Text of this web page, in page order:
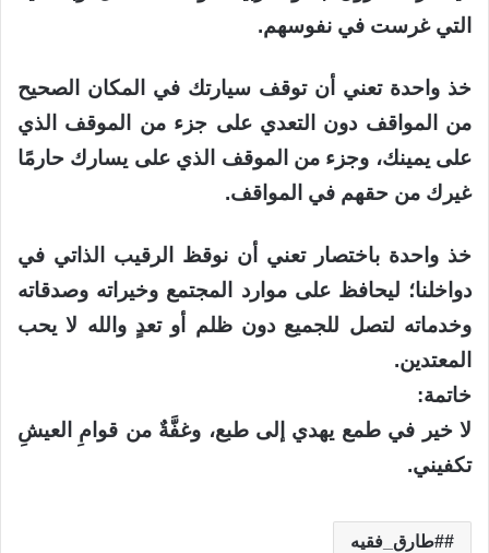
التي غرست في نفوسهم.
خذ واحدة تعني أن توقف سيارتك في المكان الصحيح
من المواقف دون التعدي على جزء من الموقف الذي
على يمينك، وجزء من الموقف الذي على يسارك حارمًا
غيرك من حقهم في المواقف.
خذ واحدة باختصار تعني أن نوقظ الرقيب الذاتي في
دواخلنا؛ ليحافظ على موارد المجتمع وخيراته وصدقاته
وخدماته لتصل للجميع دون ظلم أو تعدٍ والله لا يحب
المعتدين.
خاتمة:
لا خير في طمع يهدي إلى طبع، وغفَّةٌ من قوامِ العيشِ
تكفيني.
#طارق_فقيه